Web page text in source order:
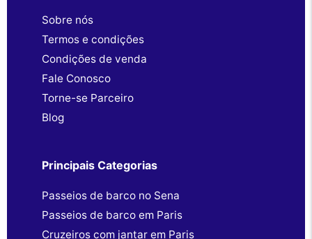
Sobre nós
Termos e condições
Condições de venda
Fale Conosco
Torne-se Parceiro
Blog
Principais Categorias
Passeios de barco no Sena
Passeios de barco em Paris
Cruzeiros com jantar em Paris